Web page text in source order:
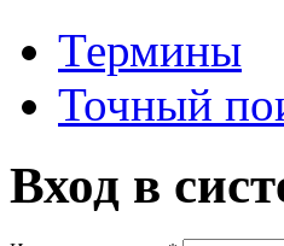
Термины
Точный
Вход в